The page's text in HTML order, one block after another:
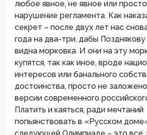
любое явное, не явное или
нарушение регламента. Как
секрет – после двух лет нас
года на два-три, дабы
видна морковка. И они на эту
купятся, так как иное, вроде
интересов или банального
достоинства, просто не
версии современного
Платить и каяться, ради мечтаний
попьянствовать в «Русском